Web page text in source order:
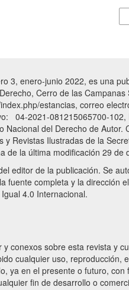
3, enero-junio 2022, es una
Cerro de las
estancias, correo
04-2021-081215065700-102,
del Derecho de Autor.
Revistas Ilustradas de la
de la última modificación 29 de
editor de la publicación. Se
completa y la dirección
4.0 Internacional.
conexos sobre esta revista y
cualquier uso, reproducción,
ya en el presente o futuro,
fin de desarrollo o